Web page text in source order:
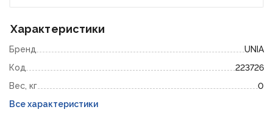
Характеристики
Бренд
UNIA
Код
223726
Вес, кг
0
Все характеристики